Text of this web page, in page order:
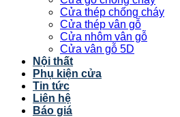
Cửa thép chống cháy
Cửa thép vân gỗ
Cửa nhôm vân gỗ
Cửa vân gỗ 5D
Nội thất
Phụ kiện cửa
Tin tức
Liên hệ
Báo giá